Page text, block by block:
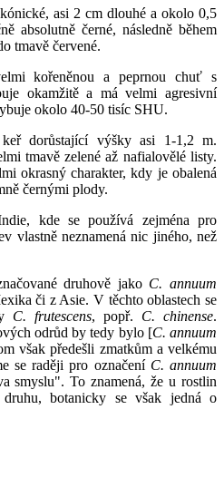
asi 2 cm dlouhé a okolo 0,5
absolutně černé, následně během
tmavě červené.
kořeněnou a peprnou chuť s
okamžitě a má velmi agresivní
okolo 40-50 tisíc SHU.
dorůstající výšky asi 1-1,2 m.
tmavě zelené až nafialovělé listy.
okrasný charakter, kdy je obalená
černými plody.
kde se používá zejména pro
vlastně neznamená nic jiného, než
druhově jako C. annuum
či z Asie. V těchto oblastech se
C. frutescens, popř. C. chinense.
odrůd by tedy bylo [C. annuum
však předešli zmatkům a velkému
se raději pro označení C. annuum
smyslu". To znamená, že u rostlin
botanicky se však jedná o